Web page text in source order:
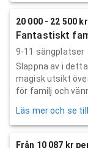
20 000 - 22 500
Fantastiskt
9-11 sängplatser
Slappna av i
magisk utsikt
för familj och
Läs mer och se
Från 10 087 kr